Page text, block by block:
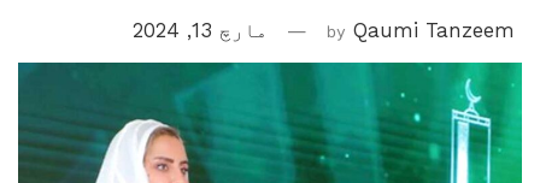
by Qaumi Tanzeem مارچ 13, 2024